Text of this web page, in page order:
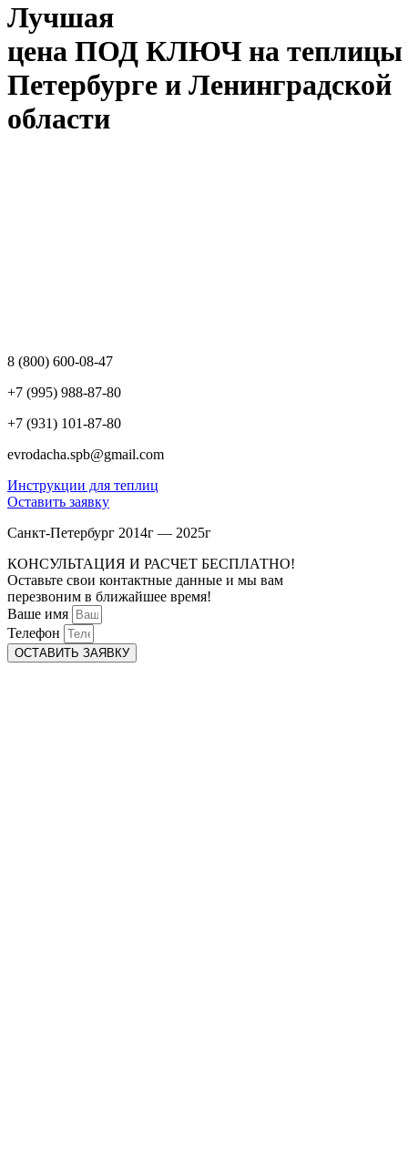
Лучшая
цена ПОД КЛЮЧ на теплицы
Петербурге и Ленинградской
области
8 (800) 600-08-47
+7 (995) 988-87-80
+7 (931) 101-87-80
evrodacha.spb@gmail.com
Инструкции для теплиц
Оставить заявку
Санкт-Петербург 2014г — 2025г
КОНСУЛЬТАЦИЯ И РАСЧЕТ БЕСПЛАТНО!
Оставьте свои контактные данные и мы вам
перезвоним в ближайшее время!
Ваше имя
Телефон
ОСТАВИТЬ ЗАЯВКУ